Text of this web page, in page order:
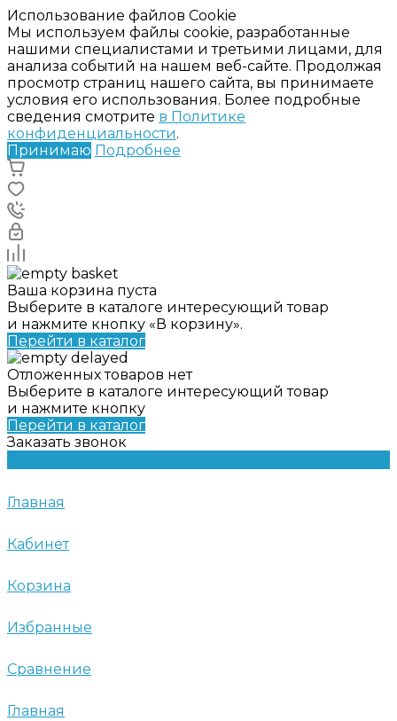
Использование файлов Cookie
Мы используем файлы cookie, разработанные
нашими специалистами и третьими лицами, для
анализа событий на нашем веб-сайте. Продолжая
просмотр страниц нашего сайта, вы принимаете
условия его использования. Более подробные
сведения смотрите в Политике
конфиденциальности.
Принимаю Подробнее
Ваша корзина пуста
Выберите в каталоге интересующий товар
и нажмите кнопку «В корзину».
Перейти в каталог
Отложенных товаров нет
Выберите в каталоге интересующий товар
и нажмите кнопку
Перейти в каталог
Заказать звонок
Главная
Кабинет
Корзина
Избранные
Сравнение
Главная